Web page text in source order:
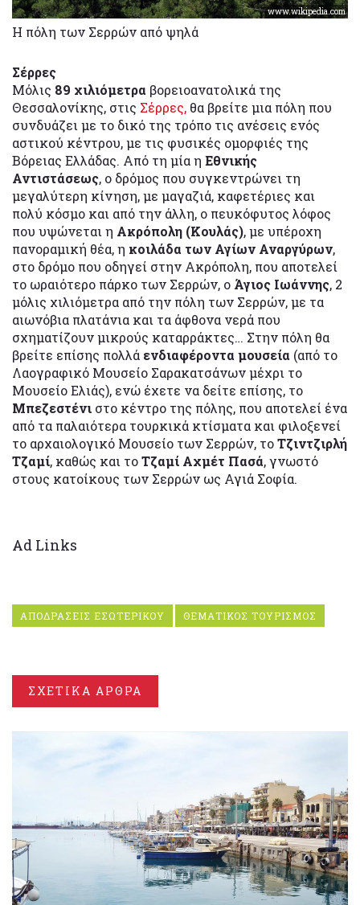
www.wikipedia.com
Η πόλη των Σερρών από ψηλά
Σέρρες
Μόλις 89 χιλιόμετρα βορειοανατολικά της
Θεσσαλονίκης, στις Σέρρες, θα βρείτε μια πόλη που
συνδυάζει με το δικό της τρόπο τις ανέσεις ενός
αστικού κέντρου, με τις φυσικές ομορφιές της
Βόρειας Ελλάδας. Από τη μία η Εθνικής
Αντιστάσεως, ο δρόμος που συγκεντρώνει τη
μεγαλύτερη κίνηση, με μαγαζιά, καφετέριες και
πολύ κόσμο και από την άλλη, ο πευκόφυτος λόφος
που υψώνεται η Ακρόπολη (Κουλάς), με υπέροχη
πανοραμική θέα, η κοιλάδα των Αγίων Αναργύρων,
στο δρόμο που οδηγεί στην Ακρόπολη, που αποτελεί
το ωραιότερο πάρκο των Σερρών, ο Άγιος Ιωάννης, 2
μόλις χιλιόμετρα από την πόλη των Σερρών, με τα
αιωνόβια πλατάνια και τα άφθονα νερά που
σχηματίζουν μικρούς καταρράκτες… Στην πόλη θα
βρείτε επίσης πολλά ενδιαφέροντα μουσεία (από το
Λαογραφικό Μουσείο Σαρακατσάνων μέχρι το
Μουσείο Ελιάς), ενώ έχετε να δείτε επίσης, το
Μπεζεστένι στο κέντρο της πόλης, που αποτελεί ένα
από τα παλαιότερα τουρκικά κτίσματα και φιλοξενεί
το αρχαιολογικό Μουσείο των Σερρών, τοΤζιντζιρλή
Τζαμί, καθώς και τοΤζαμί Αχμέτ Πασά, γνωστό
στους κατοίκους των Σερρών ως Αγιά Σοφία.
Ad Links
ΑΠΟΔΡΑΣΕΙΣ ΕΣΩΤΕΡΙΚΟΥ ΘΕΜΑΤΙΚΟΣ ΤΟΥΡΙΣΜΟΣ
ΣΧΕΤΙΚΑ ΑΡΘΡΑ